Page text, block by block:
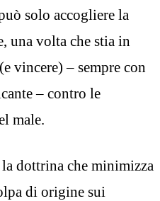
solo accogliere la
una volta che stia in
vincere) – sempre con
– contro le
male.
dottrina che minimizza
di origine sui